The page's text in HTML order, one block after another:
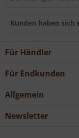
Kunden haben sich
Für Händler
Für Endkunden
Allgemein
Newsletter